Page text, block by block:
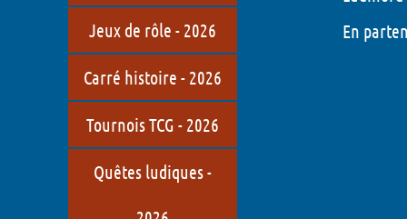
LudiNord, c'est quoi ?
Qui sommes-nous ?
Jeux de société en Hauts-de-
France
Jeux de rôle - 2026
Carré histoire - 2026
Tournois TCG - 2026
Quêtes ludiques -
En